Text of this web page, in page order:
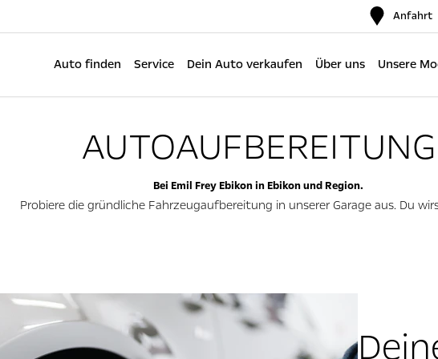
Anfahrt
Auto finden Service Dein Auto verkaufen Über uns Unsere
AUTOAUFBEREITUNG
Bei Emil Frey Ebikon in Ebikon und Region.
Probiere die gründliche Fahrzeugaufbereitung in unserer Garage aus. Du